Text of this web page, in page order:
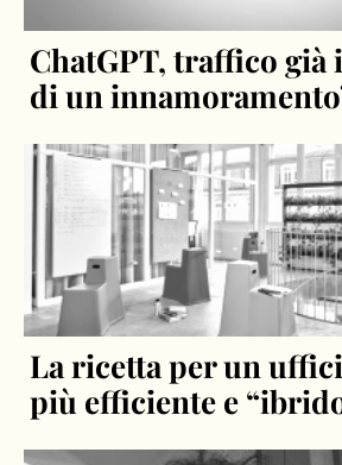
ChatGPT, traffico già
di un
La ricetta per un
più efficiente e